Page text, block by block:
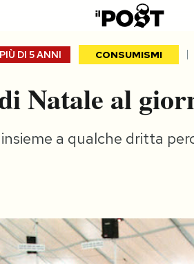
DI 5 ANNI CONSUMISMI
Natale al
a qualche dritta